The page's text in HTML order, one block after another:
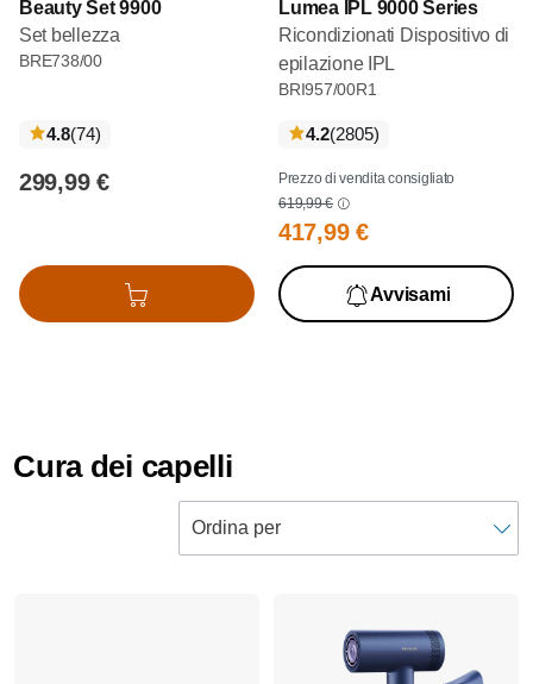
Beauty Set 9900
Set bellezza
BRE738/00
4.8(74recensioni
)
299,99 €
Aggiungi al carrello
Lumea IPL 9000 Series
Ricondizionati Dispositivo di
epilazione IPL
BRI957/00R1
4.2(2805recensioni
)
Prezzo di vendita consigliato
619,99 €
417,99 €
Avvisami
Cura dei capelli